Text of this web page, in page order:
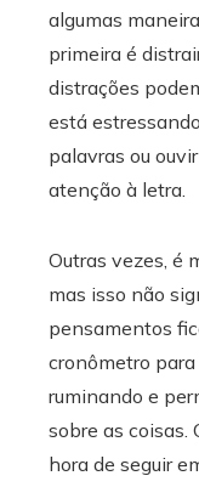
algumas
primeira é
distrações
está
palavras ou
atenção à letra.
Outras vezes, é
mas isso não
pensamentos
cronômetro
ruminando e
sobre as coisas.
hora de seguir